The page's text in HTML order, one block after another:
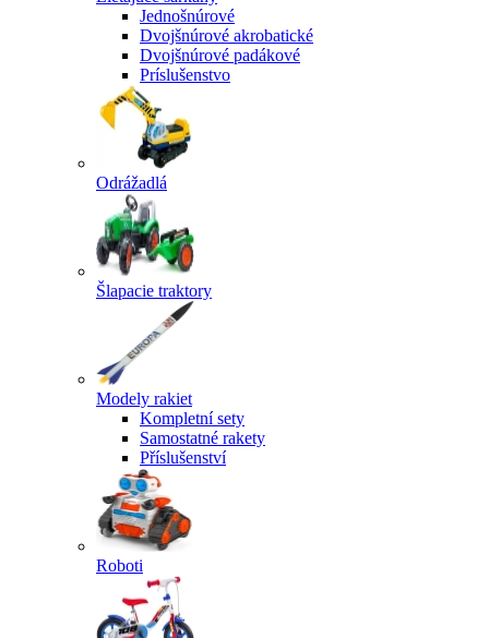
Jednošnúrové
Dvojšnúrové akrobatické
Dvojšnúrové padákové
Príslušenstvo
Odrážadlá
Šlapacie traktory
Modely rakiet
Kompletní sety
Samostatné rakety
Příslušenství
Roboti